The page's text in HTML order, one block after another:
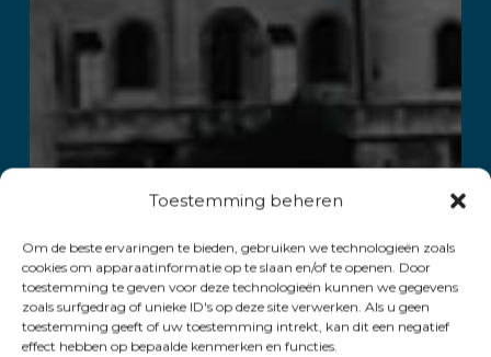
Toestemming beheren
Om de beste ervaringen te bieden, gebruiken we technologieën zoals
cookies om apparaatinformatie op te slaan en/of te openen. Door
toestemming te geven voor deze technologieën kunnen we gegevens
zoals surfgedrag of unieke ID's op deze site verwerken. Als u geen
toestemming geeft of uw toestemming intrekt, kan dit een negatief
effect hebben op bepaalde kenmerken en functies.